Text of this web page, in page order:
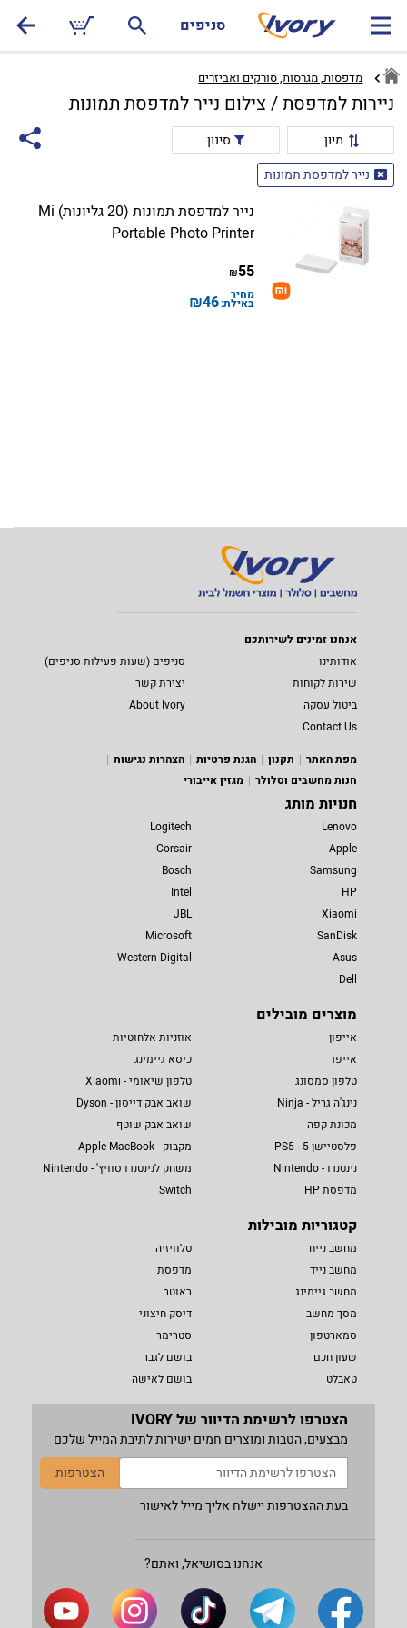
סניפים
מדפסות, מגרסות, סורקים ואביזרים
ניירות למדפסת / צילום נייר למדפסת תמונות
מיון
סינון
נייר למדפסת תמונות
נייר למדפסת תמונות (20 גליונות) Mi
Portable Photo Printer
55
₪
מחיר
באילת:46
₪
אנחנו זמינים לשירותכם
אודותינו
סניפים (שעות פעילות סניפים)
שירות לקוחות
יצירת קשר
ביטול עסקה
About Ivory
Contact Us
מפת האתר
תקנון הגנת פרטיות
הצהרות נגישות
חנות מחשבים וסלולר
מגזין אייבורי
חנויות מותג
Lenovo
Apple
Samsung
HP
Xiaomi
SanDisk
Asus
Dell
Logitech
Corsair
Bosch
Intel
JBL
Microsoft
Western Digital
מוצרים מובילים
אייפון
אייפד
טלפון סמסונג
נינג'ה גריל - Ninja
מכונת קפה
פלסטיישן 5 - PS5
נינטנדו - Nintendo
מדפסת HP
אוזניות אלחוטיות
כיסא גיימינג
טלפון שיאומי - Xiaomi
שואב אבק דייסון - Dyson
שואב אבק שוטף
מקבוק - Apple MacBook
משחק לנינטנדו סוויץ' - Nintendo
Switch
קטגוריות מובילות
מחשב נייח
מחשב נייד
מחשב גיימינג
מסך מחשב
סמארטפון
שעון חכם
טאבלט
טלוויזיה
מדפסת
ראוטר
דיסק חיצוני
סטרימר
בושם לגבר
בושם לאישה
הצטרפו לרשימת הדיוור של IVORY
מבצעים, הטבות ומוצרים חמים ישירות לתיבת המייל שלכם
הצטרפות
בעת ההצטרפות יישלח אליך מייל לאישור
אנחנו בסושיאל, ואתם?